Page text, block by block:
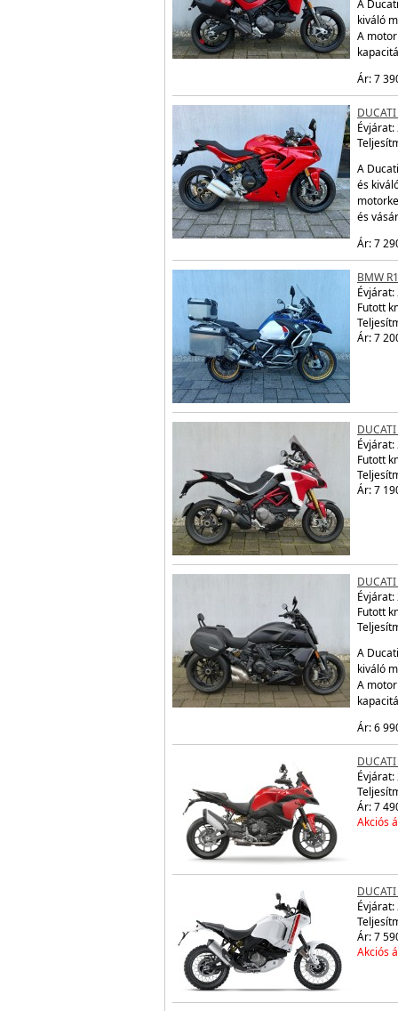
A
kiváló
A
Ár: 7
DUCATI
Évjárat:
A
és
és
Ár: 7
BMW
Évjárat:
Futott
Ár: 7
Évjárat:
Futott
Ár: 7
Évjárat:
Futott
A
kiváló
A
Ár: 6
Évjárat:
Ár: 7
Akciós
DUCATI
Évjárat:
Ár: 7
Akciós